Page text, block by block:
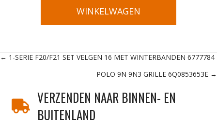
WINKELWAGEN
Posts
← 1-SERIE F20/F21 SET VELGEN 16 MET WINTERBANDEN 6777784
POLO 9N 9N3 GRILLE 6Q0853653E →
VERZENDEN NAAR BINNEN- EN
BUITENLAND